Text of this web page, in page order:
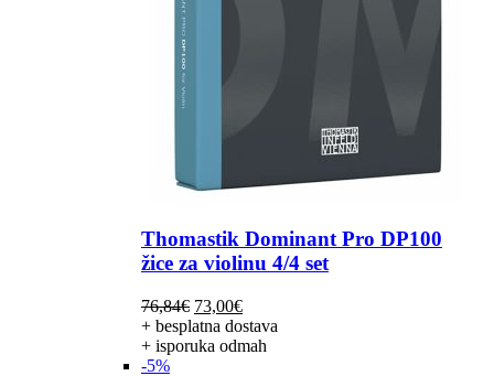
Thomastik Dominant Pro DP100
žice za violinu 4/4 set
76,84€ Izvorna
cijena
bila
73,00€Trenutna
cijena
je:
+ besplatna dostava
+ isporuka odmah
-5%